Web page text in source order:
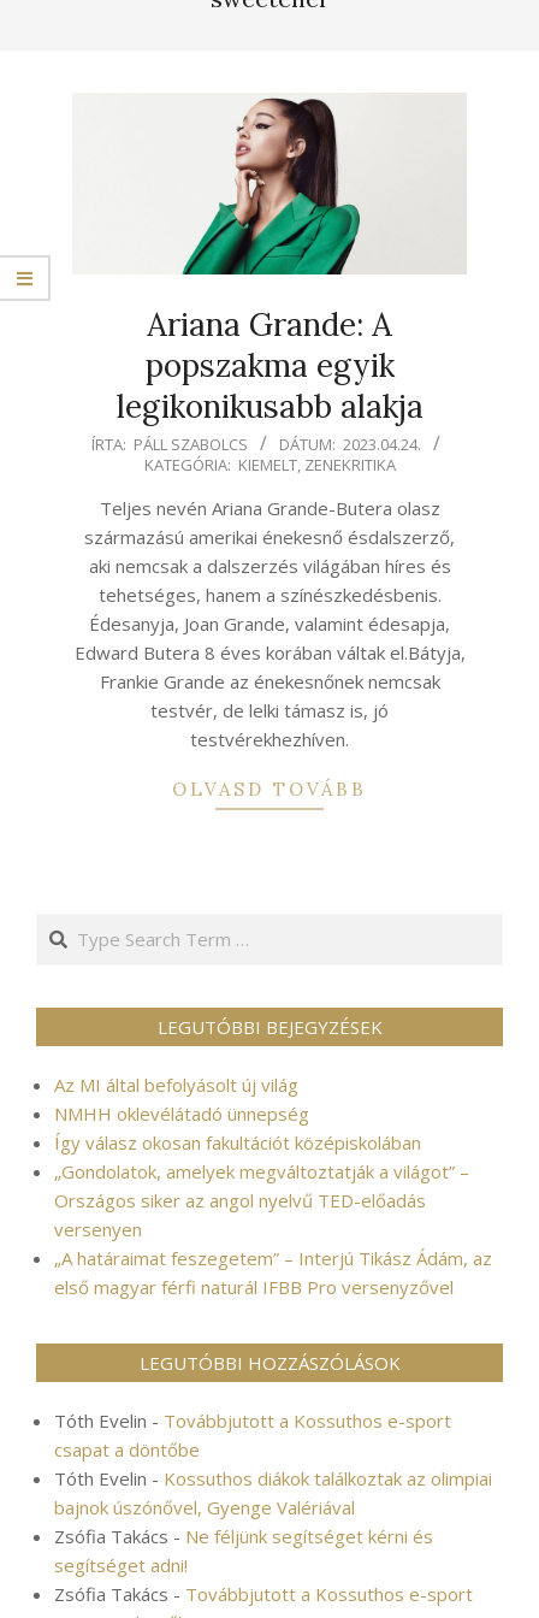
Ariana Grande: A
popszakma egyik
legikonikusabb alakja
2023-
ÍRTA: PÁLL SZABOLCS DÁTUM: 2023.04.24.
KATEGÓRIA: KIEMELT, ZENEKRITIKA
Teljes nevén Ariana Grande-Butera olasz
származású amerikai énekesnő ésdalszerző,
aki nemcsak a dalszerzés világában híres és
tehetséges, hanem a színészkedésbenis.
Édesanyja, Joan Grande, valamint édesapja,
Edward Butera 8 éves korában váltak el.Bátyja,
Frankie Grande az énekesnőnek nemcsak
testvér, de lelki támasz is, jó
testvérekhezhíven.
OLVASD TOVÁBB
Search
LEGUTÓBBI BEJEGYZÉSEK
Az MI által befolyásolt új világ
NMHH oklevélátadó ünnepség
Így válasz okosan fakultációt középiskolában
„Gondolatok, amelyek megváltoztatják a világot” –
Országos siker az angol nyelvű TED-előadás
versenyen
„A határaimat feszegetem” – Interjú Tikász Ádám, az
első magyar férfi naturál IFBB Pro versenyzővel
LEGUTÓBBI HOZZÁSZÓLÁSOK
Tóth Evelin - Továbbjutott a Kossuthos e-sport
csapat a döntőbe
Tóth Evelin - Kossuthos diákok találkoztak az olimpiai
bajnok úszónővel, Gyenge Valériával
Zsófia Takács - Ne féljünk segítséget kérni és
segítséget adni!
Zsófia Takács - Továbbjutott a Kossuthos e-sport